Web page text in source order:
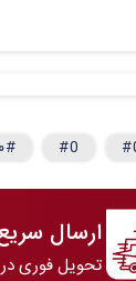
#0
ارسال
تحویل فوری